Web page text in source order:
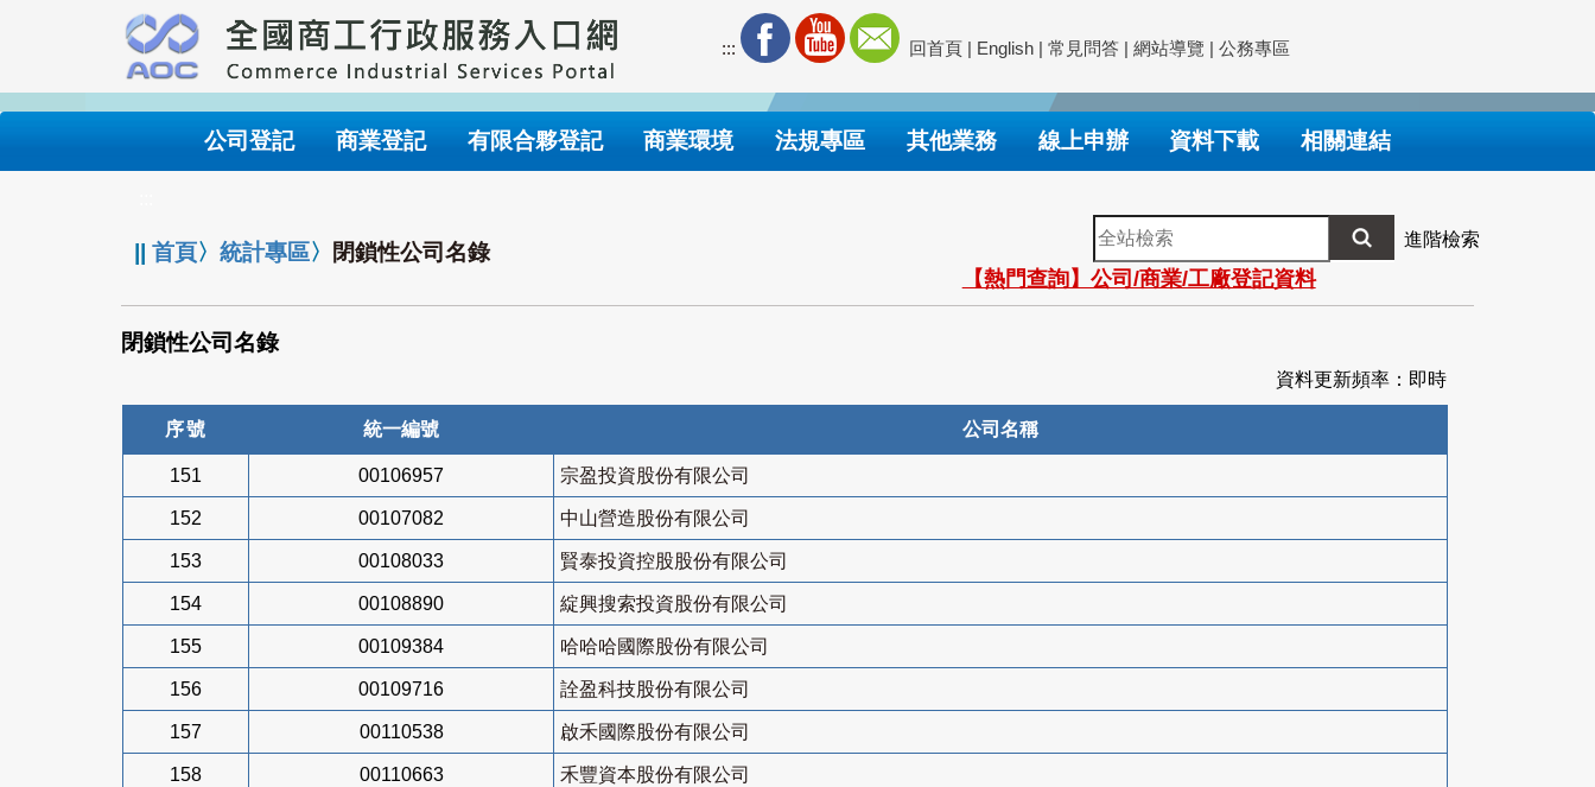
要
內
::: 回首頁 | English | 常見問答 | 網站導覽 | 公務專區
公司登記 商業登記 有限合夥登記 商業環境 法規專區 其他業務 線上申辦 資料下載 相關連結
||首頁〉統計專區〉 閉鎖性公司名錄
全
站
檢
索
進階檢索
【熱門查詢】公司/商業/工廠登記資料
閉鎖性公司名錄
資料更新頻率：即時
序號 統一編號 公司名稱
151 00106957 宗盈投資股份有限公司
152 00107082 中山營造股份有限公司
153 00108033 賢泰投資控股股份有限公司
154 00108890 綻興搜索投資股份有限公司
155 00109384 哈哈哈國際股份有限公司
156 00109716 詮盈科技股份有限公司
157 00110538 啟禾國際股份有限公司
158 00110663 禾豐資本股份有限公司